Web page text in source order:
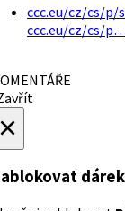
ccc.eu/cz/cs/
ccc.eu/cz/cs/
dárek